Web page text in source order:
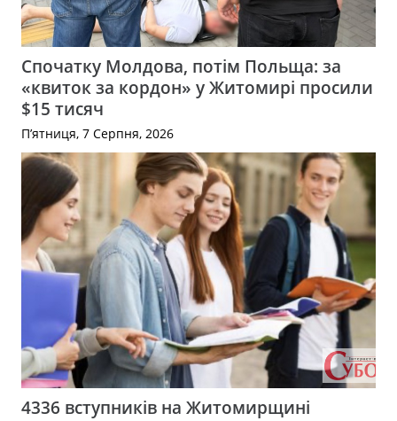
Спочатку Молдова, потім Польща: за
«квиток за кордон» у Житомирі просили
$15 тисяч
П’ятниця, 7 Серпня, 2026
4336 вступників на Житомирщині